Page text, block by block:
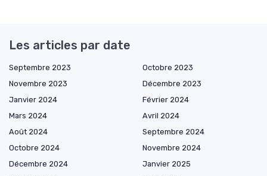
Les articles par date
Septembre 2023
Octobre 2023
Novembre 2023
Décembre 2023
Janvier 2024
Février 2024
Mars 2024
Avril 2024
Août 2024
Septembre 2024
Octobre 2024
Novembre 2024
Décembre 2024
Janvier 2025